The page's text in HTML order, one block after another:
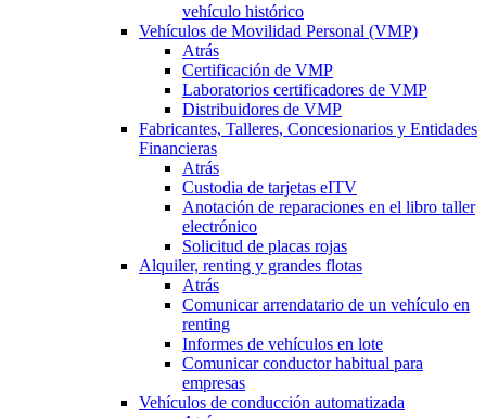
vehículo histórico
Vehículos de Movilidad Personal (VMP)
Atrás
Certificación de VMP
Laboratorios certificadores de VMP
Distribuidores de VMP
Fabricantes, Talleres, Concesionarios y Entidades
Financieras
Atrás
Custodia de tarjetas eITV
Anotación de reparaciones en el libro taller
electrónico
Solicitud de placas rojas
Alquiler, renting y grandes flotas
Atrás
Comunicar arrendatario de un vehículo en
renting
Informes de vehículos en lote
Comunicar conductor habitual para
empresas
Vehículos de conducción automatizada